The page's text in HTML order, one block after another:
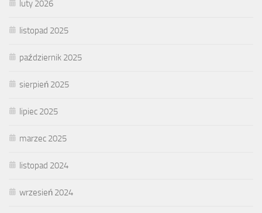
luty 2026
listopad 2025
październik 2025
sierpień 2025
lipiec 2025
marzec 2025
listopad 2024
wrzesień 2024